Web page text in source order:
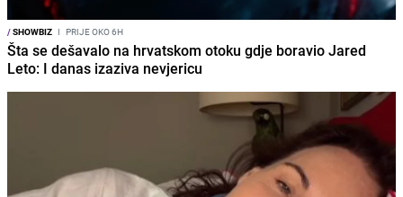
/SHOWBIZ I PRIJE OKO 6H
Šta se dešavalo na hrvatskom otoku gdje boravio Jared
Leto: I danas izaziva nevjericu